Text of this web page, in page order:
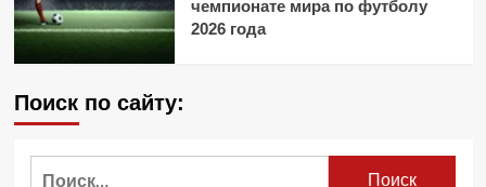
чемпионате мира по футболу
2026 года
Поиск по сайту: